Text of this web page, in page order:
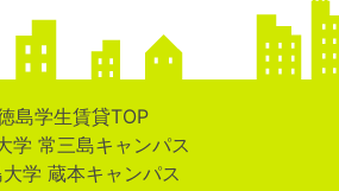
島学生賃貸TOP
学 常三島キャンパス
学 蔵本キャンパス